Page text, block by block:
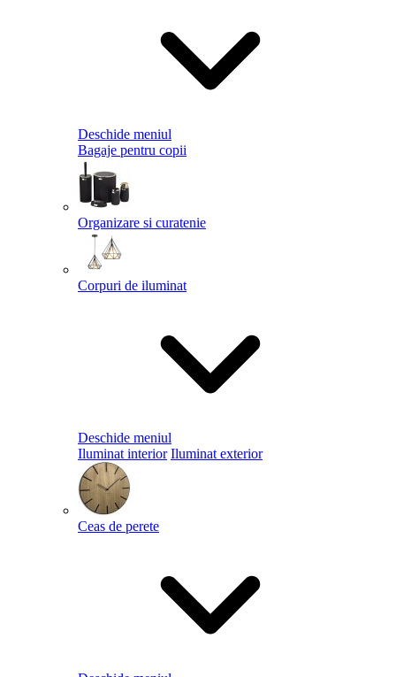
Deschide meniul
Bagaje pentru copii
Organizare si curatenie
Corpuri de iluminat
Deschide meniul
Iluminat interior Iluminat exterior
Ceas de perete